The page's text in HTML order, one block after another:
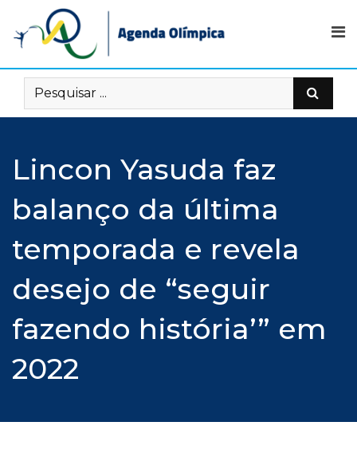
content
Lincon Yasuda faz
balanço da última
temporada e revela
desejo de “seguir
fazendo história’” em
2022